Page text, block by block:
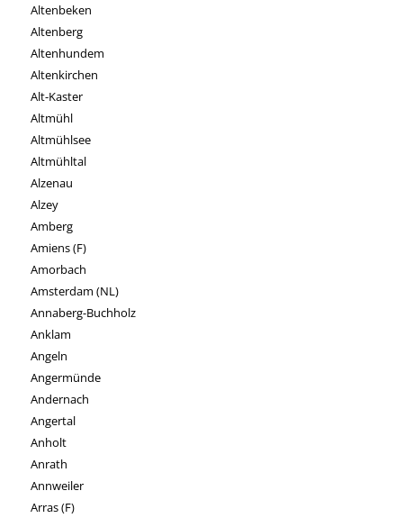
Altenbeken
Altenberg
Altenhundem
Altenkirchen
Alt-Kaster
Altmühl
Altmühlsee
Altmühltal
Alzenau
Alzey
Amberg
Amiens (F)
Amorbach
Amsterdam (NL)
Annaberg-Buchholz
Anklam
Angeln
Angermünde
Andernach
Angertal
Anholt
Anrath
Annweiler
Arras (F)